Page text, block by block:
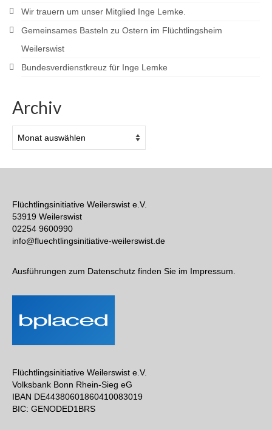
Wir trauern um unser Mitglied Inge Lemke.
Gemeinsames Basteln zu Ostern im Flüchtlingsheim
Weilerswist
Bundesverdienstkreuz für Inge Lemke
Archiv
Flüchtlingsinitiative Weilerswist e.V.
53919 Weilerswist
02254 9600990
info@fluechtlingsinitiative-weilerswist.de
Ausführungen zum Datenschutz finden Sie im Impressum.
Flüchtlingsinitiative Weilerswist e.V.
Volksbank Bonn Rhein-Sieg eG
IBAN DE44380601860410083019
BIC: GENODED1BRS